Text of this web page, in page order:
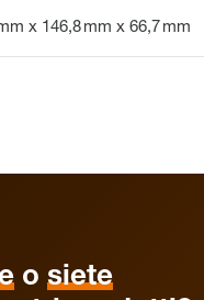
x 146,8 mm x 66,7 mm
o siete